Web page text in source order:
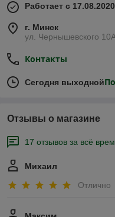
Работает с 17.08.2020
г. Минск
ул. Чернышевского
Контакты
Сегодня выходной
Отзывы о магазине
17 отзывов за всё
Михаил
Отлично